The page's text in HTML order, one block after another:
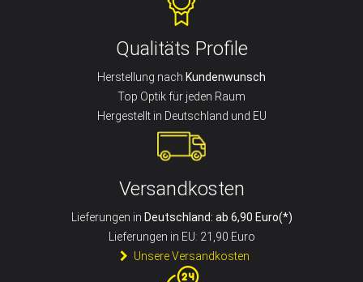
Qualitäts Profile
Herstellung nach Kundenwunsch
Top Optik für jeden Raum
Hergestellt in Deutschland und EU
Versandkosten
Lieferungen in Deutschland: ab 6,90 Euro(*)
Lieferungen in EU: 21,90 Euro
Unsere Versandkosten